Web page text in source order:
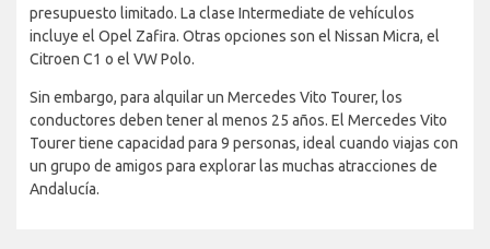
presupuesto limitado. La clase Intermediate de vehículos
incluye el Opel Zafira. Otras opciones son el Nissan Micra, el
Citroen C1 o el VW Polo.
Sin embargo, para alquilar un Mercedes Vito Tourer, los
conductores deben tener al menos 25 años. El Mercedes Vito
Tourer tiene capacidad para 9 personas, ideal cuando viajas con
un grupo de amigos para explorar las muchas atracciones de
Andalucía.